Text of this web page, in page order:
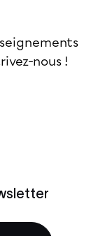
nous !